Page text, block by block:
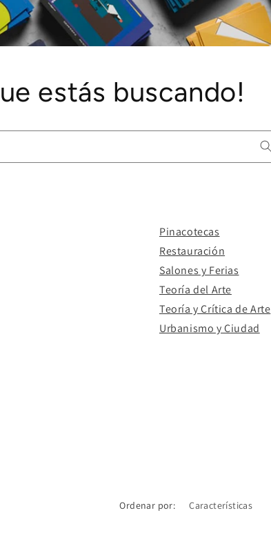
estás buscando!
Pinacotecas
Restauración
Salones y Ferias
Teoría del Arte
Teoría y Crítica de Arte
Urbanismo y Ciudad
Ordenar por: